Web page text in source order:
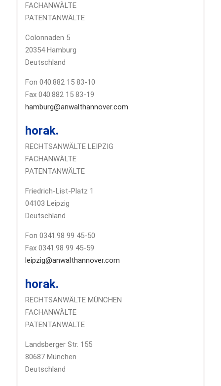
FACHANWÄLTE
PATENTANWÄLTE
Colonnaden 5
20354 Hamburg
Deutschland
Fon 040.882 15 83-10
Fax 040.882 15 83-19
hamburg@anwalthannover.com
horak.
RECHTSANWÄLTE LEIPZIG
FACHANWÄLTE
PATENTANWÄLTE
Friedrich-List-Platz 1
04103 Leipzig
Deutschland
Fon 0341.98 99 45-50
Fax 0341.98 99 45-59
leipzig@anwalthannover.com
horak.
RECHTSANWÄLTE MÜNCHEN
FACHANWÄLTE
PATENTANWÄLTE
Landsberger Str. 155
80687 München
Deutschland